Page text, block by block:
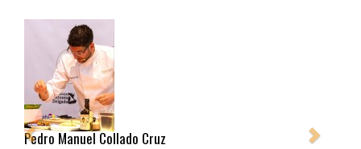
Pedro Manuel Collado Cruz